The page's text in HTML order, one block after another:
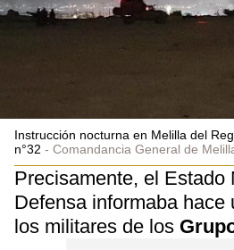
Instrucción nocturna en Melilla del
n°32
Comandancia General de
Precisamente, el Estado
Defensa informaba hace
los militares de los